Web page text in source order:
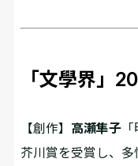
「文學界」
【創作】 高瀬隼子
芥川賞を受賞し、